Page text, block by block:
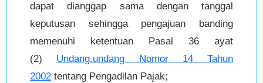
dapat dianggap sama dengan tanggal
keputusan sehingga pengajuan banding
memenuhi ketentuan Pasal 36 ayat
(2) Undang.undang Nomor 14 Tahun
2002 tentang Pengadilan Pajak;